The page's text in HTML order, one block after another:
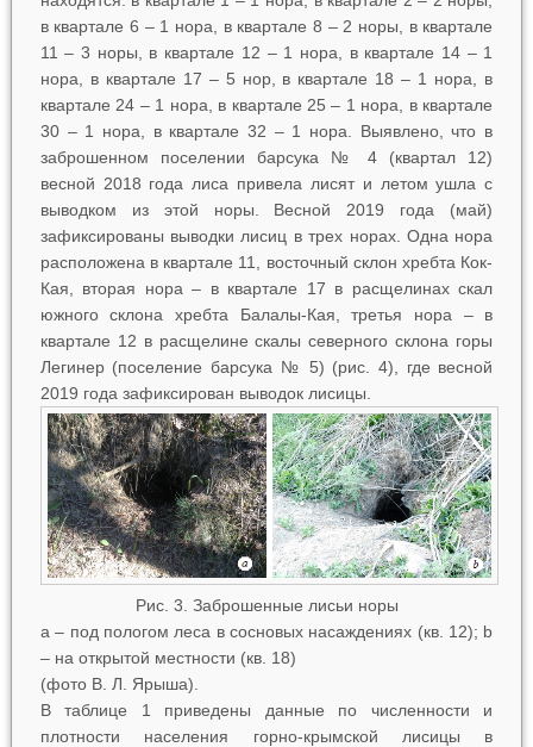
в квартале 6 – 1 нора, в квартале 8 – 2 норы, в квартале
11 – 3 норы, в квартале 12 – 1 нора, в квартале 14 – 1
нора, в квартале 17 – 5 нор, в квартале 18 – 1 нора, в
квартале 24 – 1 нора, в квартале 25 – 1 нора, в квартале
30 – 1 нора, в квартале 32 – 1 нора. Выявлено, что в
заброшенном поселении барсука № 4 (квартал 12)
весной 2018 года лиса привела лисят и летом ушла с
выводком из этой норы. Весной 2019 года (май)
зафиксированы выводки лисиц в трех норах. Одна нора
расположена в квартале 11, восточный склон хребта Кок-
Кая, вторая нора – в квартале 17 в расщелинах скал
южного склона хребта Балалы-Кая, третья нора – в
квартале 12 в расщелине скалы северного склона горы
Легинер (поселение барсука № 5) (рис. 4), где весной
2019 года зафиксирован выводок лисицы.
Рис. 3. Заброшенные лисьи норы
a – под пологом леса в сосновых насаждениях (кв. 12); b
–на открытой местности (кв. 18)
(фото В. Л. Ярыша).
В таблице 1 приведены данные по численности и
плотности населения горно-крымской лисицы в